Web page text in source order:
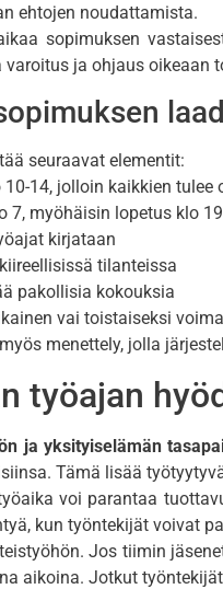
ehtojen noudattamista.
sopimuksen
ja ohjaus oikeaan
seuraavat elementit:
10-14, jolloin kaikkien tulee
7, myöhäisin lopetus klo 19
kirjataan
tilanteissa
pakollisia kokouksia
vai toistaiseksi
menettely, jolla
työajan
ja yksityiselämän
Tämä lisää
voi parantaa
kun työntekijät voivat
Jos tiimin
aikoina. Jotkut